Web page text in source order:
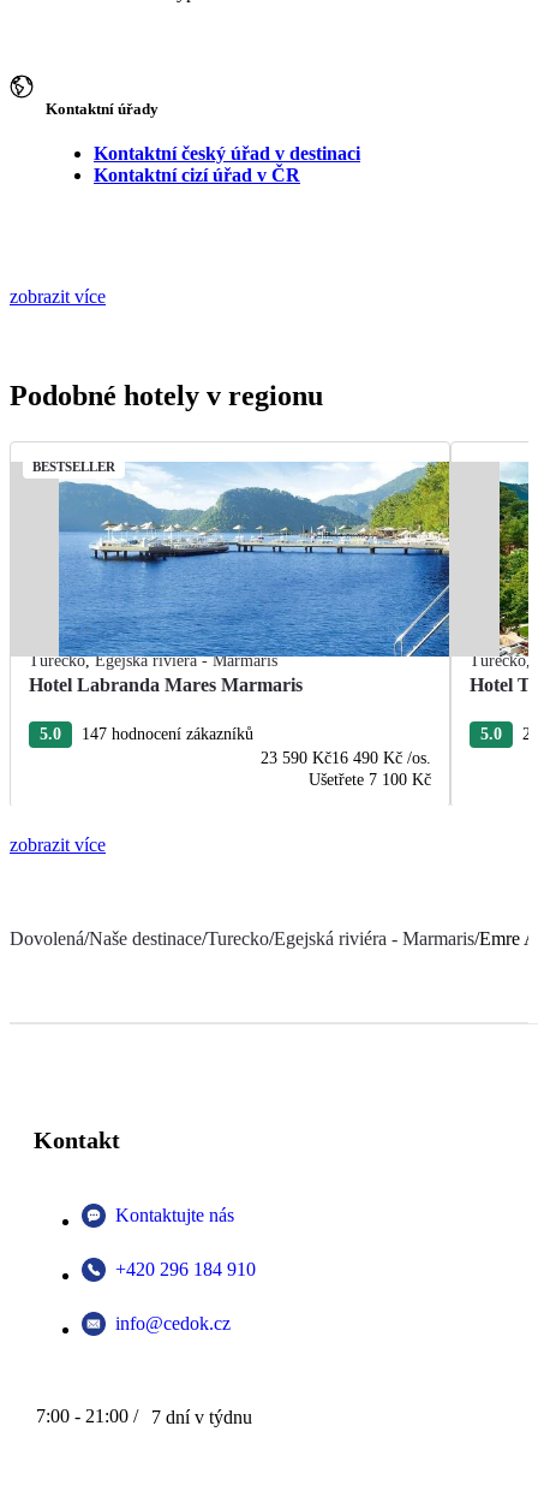
Kontaktní úřady
Kontaktní český úřad v destinaci
Kontaktní cizí úřad v ČR
zobrazit více
Podobné hotely v regionu
BESTSELLER
Turecko,Egejská riviéra - Marmaris
Hotel Labranda Mares Marmaris
5.0
147 hodnocení zákazníků
23 590 Kč16 490 Kč /os.
Ušetřete 7 100 Kč
Turecko,
Hotel
5.0
zobrazit více
Dovolená/Naše destinace/Turecko/Egejská riviéra - Marmaris/Emre
Kontakt
Kontaktujte nás
+420 296 184 910
info@cedok.cz
7:00 - 21:00 / 7 dní v týdnu